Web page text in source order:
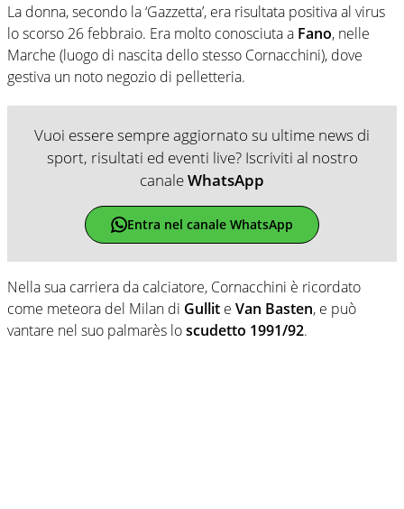
La donna, secondo la ‘Gazzetta’, era risultata positiva al virus
lo scorso 26 febbraio. Era molto conosciuta a Fano, nelle
Marche (luogo di nascita dello stesso Cornacchini), dove
gestiva un noto negozio di pelletteria.
Vuoi essere sempre aggiornato su ultime news di
sport, risultati ed eventi live? Iscriviti al nostro
canaleWhatsApp
Entra nel canale WhatsApp
Nella sua carriera da calciatore, Cornacchini è ricordato
come meteora del Milan di Gullit e Van Basten, e può
vantare nel suo palmarès loscudetto 1991/92.